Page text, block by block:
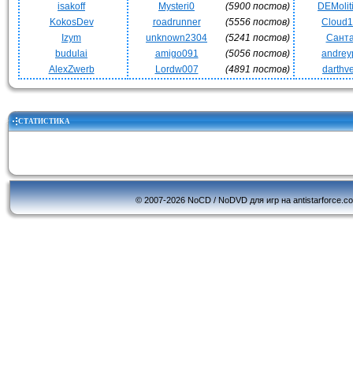
isakoff
KokosDev
Izym
budulai
AlexZwerb
Mysteri0
(5900 постов)
roadrunner
(5556 постов)
unknown2304
(5241 постов)
amigo091
(5056 постов)
Lordw007
(4891 постов)
СТАТИСТИКА
© 2007-2026 NoCD / NoDVD для игр на